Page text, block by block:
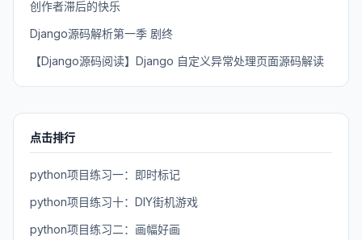
创作者滞后的快乐
Django源码解析第一季 剧终
【Django源码阅读】Django 自定义异常处理页面源码解读
点击排行
python项目练习一：即时标记
python项目练习十：DIY街机游戏
python项目练习二：画幅好画